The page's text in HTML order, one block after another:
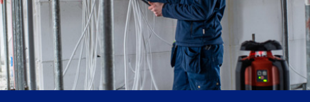
Voor werkgevers
Contact